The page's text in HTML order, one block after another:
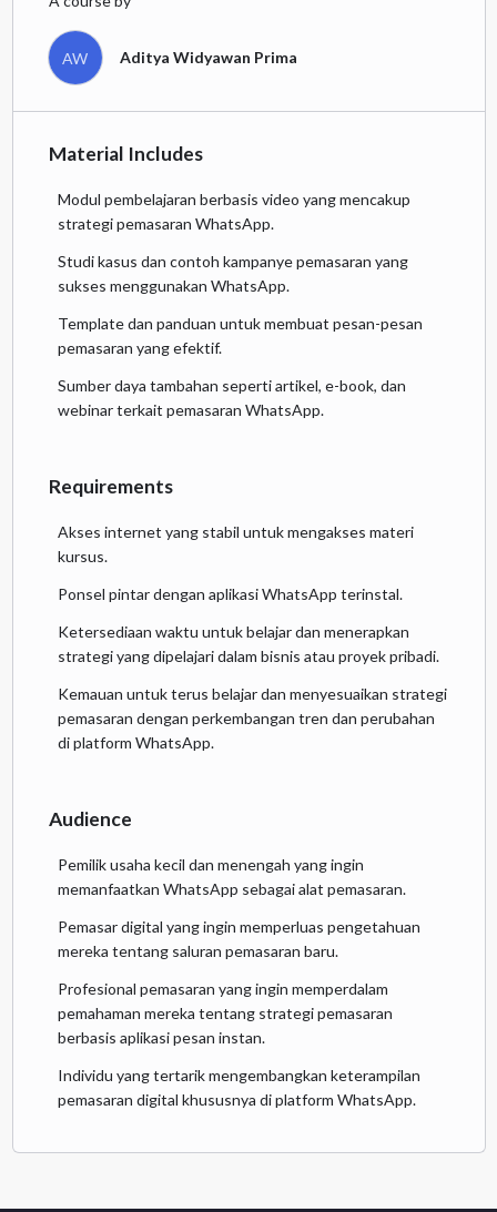
AW Aditya Widyawan Prima
Material Includes
Modul pembelajaran berbasis video yang mencakup
strategi pemasaran WhatsApp.
Studi kasus dan contoh kampanye pemasaran yang
sukses menggunakan WhatsApp.
Template dan panduan untuk membuat pesan-pesan
pemasaran yang efektif.
Sumber daya tambahan seperti artikel, e-book, dan
webinar terkait pemasaran WhatsApp.
Requirements
Akses internet yang stabil untuk mengakses materi
kursus.
Ponsel pintar dengan aplikasi WhatsApp terinstal.
Ketersediaan waktu untuk belajar dan menerapkan
strategi yang dipelajari dalam bisnis atau proyek pribadi.
Kemauan untuk terus belajar dan menyesuaikan strategi
pemasaran dengan perkembangan tren dan perubahan
di platform WhatsApp.
Audience
Pemilik usaha kecil dan menengah yang ingin
memanfaatkan WhatsApp sebagai alat pemasaran.
Pemasar digital yang ingin memperluas pengetahuan
mereka tentang saluran pemasaran baru.
Profesional pemasaran yang ingin memperdalam
pemahaman mereka tentang strategi pemasaran
berbasis aplikasi pesan instan.
Individu yang tertarik mengembangkan keterampilan
pemasaran digital khususnya di platform WhatsApp.